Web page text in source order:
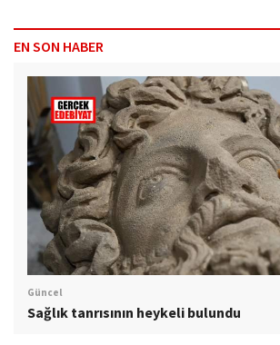
EN SON HABER
Güncel
Sağlık tanrısının heykeli bulundu